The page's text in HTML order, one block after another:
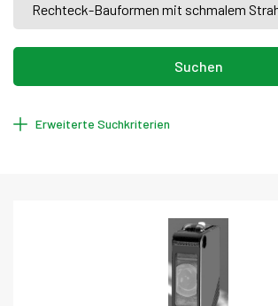
Rechteck-Bauformen mit schmalem
Suchen
Erweiterte Suchkriterien